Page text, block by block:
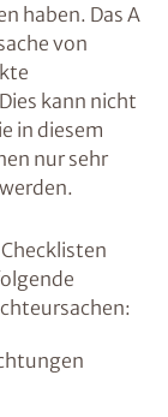
haben. Das A
von
kann nicht
in diesem
nur sehr